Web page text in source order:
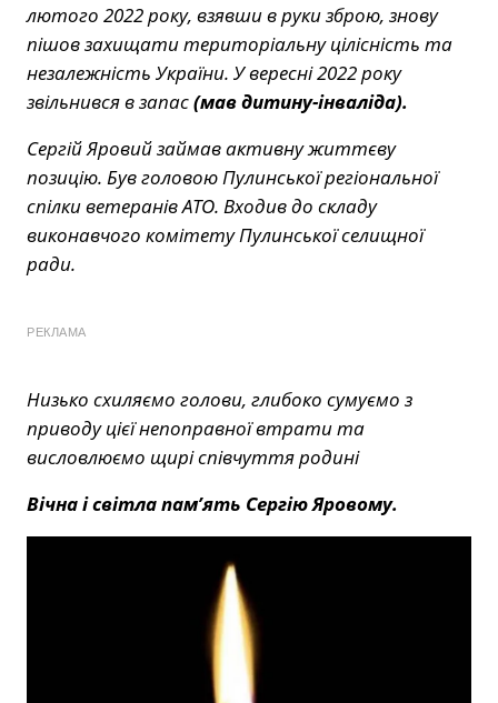
лютого 2022 року, взявши в руки зброю, знову
пішов захищати територіальну цілісність та
незалежність України. У вересні 2022 року
звільнився в запас(мав дитину-інваліда).
Сергій Яровий займав активну життєву
позицію. Був головою Пулинської регіональної
спілки ветеранів АТО. Входив до складу
виконавчого комітету Пулинської селищної
ради.
РЕКЛАМА
Низько схиляємо голови, глибоко сумуємо з
приводу цієї непоправної втрати та
висловлюємо щирі співчуття родині
Вічнаісвітла пам’ять Сергію Яровому.